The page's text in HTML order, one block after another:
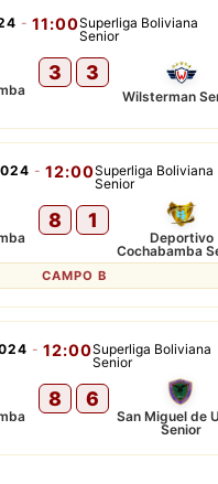
Superliga Boliviana
Senior
- 11:00
3 3
Wilsterman
Superliga Boliviana
Senior
- 12:00
8 1
Deportivo
Cochabamba
CAMPO B
Superliga Boliviana
Senior
- 12:00
8 6
San Miguel de
Senior